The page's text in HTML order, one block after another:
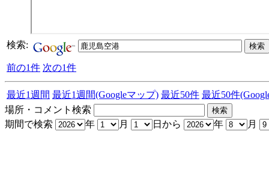
検索:
前の1件 次の1件
最近1週間 最近1週間(Googleマップ) 最近50件 最近50件
場所・コメント検索
期間で検索
年 月 日から 年 月